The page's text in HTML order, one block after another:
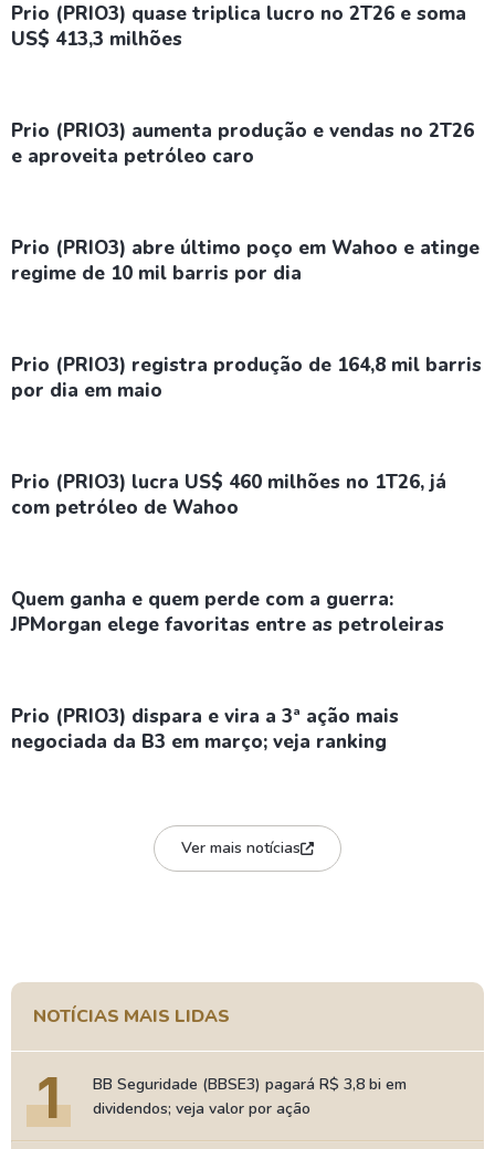
Prio (PRIO3) quase triplica lucro no 2T26 e soma
US$ 413,3 milhões
Prio (PRIO3) aumenta produção e vendas no 2T26
e aproveita petróleo caro
Prio (PRIO3) abre último poço em Wahoo e atinge
regime de 10 mil barris por dia
Prio (PRIO3) registra produção de 164,8 mil barris
por dia em maio
Prio (PRIO3) lucra US$ 460 milhões no 1T26, já
com petróleo de Wahoo
Quem ganha e quem perde com a guerra:
JPMorgan elege favoritas entre as petroleiras
Prio (PRIO3) dispara e vira a 3ª ação mais
negociada da B3 em março; veja ranking
Ver mais notícias
NOTÍCIAS MAIS LIDAS
1
BB Seguridade (BBSE3) pagará R$ 3,8 bi em
dividendos; veja valor por ação